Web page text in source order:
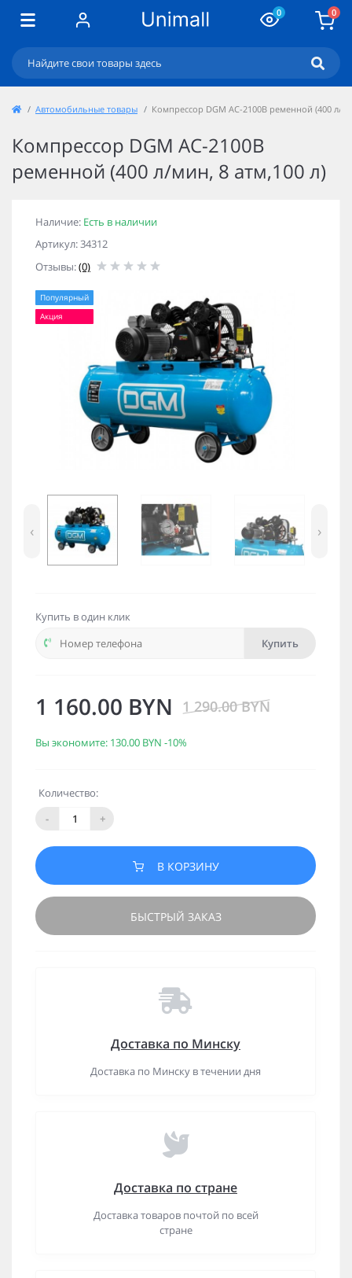
0 0
Автомобильные товары Компрессор DGM AC-2100B ременной (400 л/
Компрессор DGM AC-2100B
ременной (400 л/мин, 8 атм,100 л)
Наличие: Есть в наличии
Артикул: 34312
Отзывы:(0)
Популярный
Акция
‹ ›
Купить в один клик
Купить
1 160.00 BYN 1 290.00 BYN
Вы экономите: 130.00 BYN -10%
Количество:
-
+
В КОРЗИНУ
БЫСТРЫЙ ЗАКАЗ
Доставка по Минску
Доставка по Минску в течении дня
Доставка по стране
Доставка товаров почтой по всей
стране